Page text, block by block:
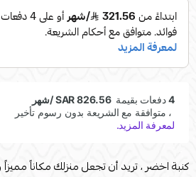
كنبة اخضر ، تريد أن تجعل منزلك مكاناً